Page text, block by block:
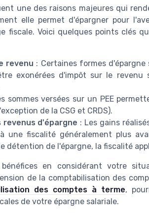
une des raisons majeures qui
elle permet d'épargner pour
fiscale. Voici quelques points clés
revenu : Certaines formes
exonérées d'impôt sur le revenu
sommes versées sur un PEE
de la CSG et CRDS).
d'épargne : Les gains
une fiscalité généralement plus
détention de l'épargne, la fiscalité
en considérant votre
de la comptabilisation des
des comptes à terme,
de votre épargne salariale.